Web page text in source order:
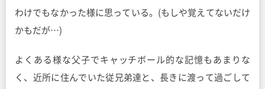
わけでもなかった様に思っている。(もしや覚えてないだけ
かもだが…)
よくある様な父子でキャッチボール的な記憶もあまりな
く、近所に住んでいた従兄弟達と、長きに渡って過ごして